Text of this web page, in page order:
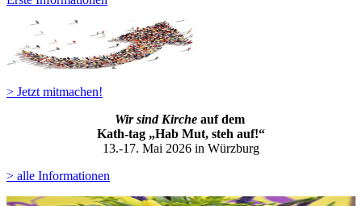
> Jetzt mitmachen!
Wir sind Kirche auf dem
Kath-tag „Hab Mut, steh auf!“
13.-17. Mai 2026 in Würzburg
> alle Informationen